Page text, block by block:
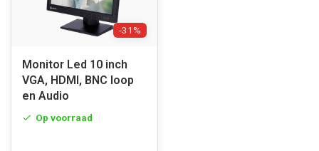
-31%
Monitor Led 10 inch
VGA, HDMI, BNC loop
en Audio
Op voorraad